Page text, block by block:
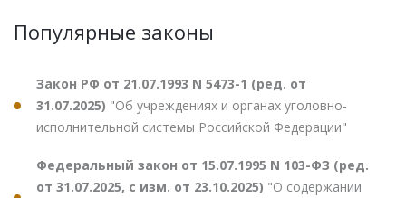
Популярные законы
Закон РФ от 21.07.1993 N 5473-1 (ред. от
31.07.2025) "Об учреждениях и органах уголовно-
исполнительной системы Российской Федерации"
Федеральный закон от 15.07.1995 N 103-ФЗ (ред.
от 31.07.2025, с изм. от 23.10.2025) "О содержании